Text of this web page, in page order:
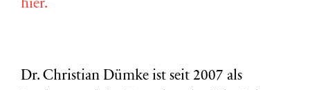
hier.
Dr. Christian Dümke ist seit 2007 als